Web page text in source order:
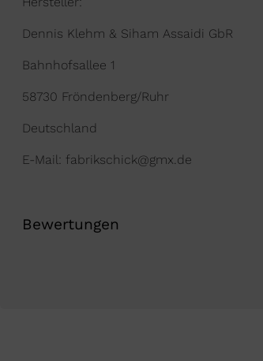
Dennis Klehm & Siham Assaidi GbR
Bahnhofsallee 1
58730 Fröndenberg/Ruhr
Deutschland
E-Mail: fabrikschick@gmx.de
Bewertungen